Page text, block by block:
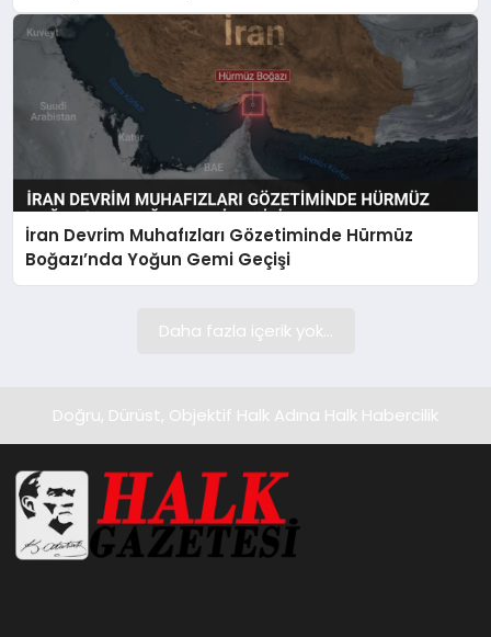
İran Devrim Muhafızları Gözetiminde Hürmüz
Boğazı’nda Yoğun Gemi Geçişi
Daha fazla içerik yok...
Doğru, Dürüst, Objektif Halk Adına Halk Habercilik